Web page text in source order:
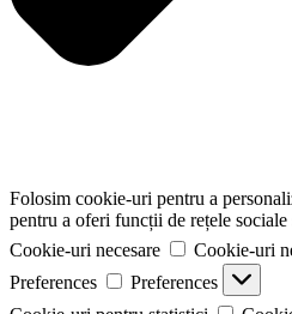
Folosim cookie-uri pentru a
pentru a oferi funcții de rețele
Cookie-uri necesare
Cookie-uri
Preferences
Preferences